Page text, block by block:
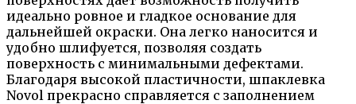
идеально ровное и гладкое основание для
дальнейшей окраски. Она легко наносится и
удобно шлифуется, позволяя создать
поверхность с минимальными дефектами.
Благодаря высокой пластичности, шпаклевка
Novol прекрасно справляется с заполнением